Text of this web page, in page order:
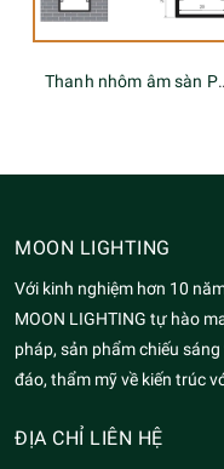
Thanh nhôm
MOON LIGHTING
Với kinh nghiệm hơn 10
MOON LIGHTING tự hào
pháp, sản phẩm chiếu
đáo, thẩm mỹ về kiến trúc
ĐỊA CHỈ LIÊN HỆ